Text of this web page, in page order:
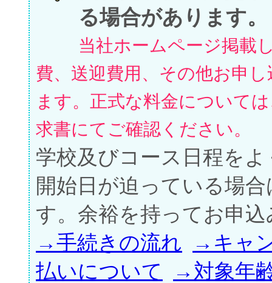
る場合があります。
当社ホームページ掲載
費、送迎費用、その他お申
ます。正式な料金について
求書にてご確認ください。
学校及びコース日程を
開始日が迫っている場
す。余裕を持ってお申
→手続きの流れ
→キャ
払いについて
→対象年